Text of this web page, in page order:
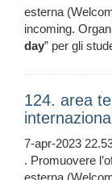
esterna
incoming.
day” per gli
124. area
7-apr-2023
. Promuovere